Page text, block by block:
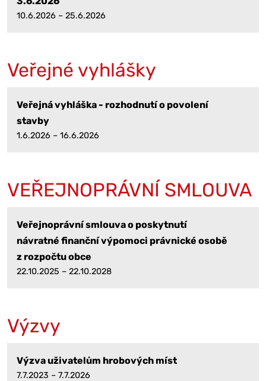
10.6.2026 – 25.6.2026
Veřejné vyhlášky
Veřejná vyhláška - rozhodnutí o povolení
stavby
1.6.2026 – 16.6.2026
VEŘEJNOPRÁVNÍ SMLOUVA
Veřejnoprávní smlouva o poskytnutí
návratné finanční výpomoci právnické osobě
z rozpočtu obce
22.10.2025 – 22.10.2028
Výzvy
Výzva uživatelům hrobových míst
7.7.2023 – 7.7.2026